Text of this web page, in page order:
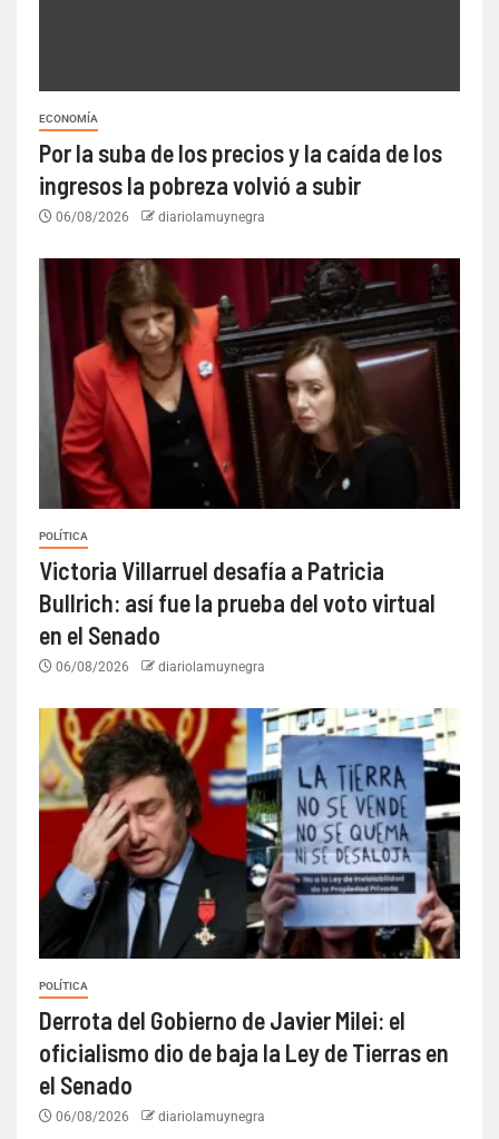
ECONOMÍA
Por la suba de los precios y la caída de los
ingresos la pobreza volvió a subir
06/08/2026 diariolamuynegra
POLÍTICA
Victoria Villarruel desafía a Patricia
Bullrich: así fue la prueba del voto virtual
en el Senado
06/08/2026 diariolamuynegra
POLÍTICA
Derrota del Gobierno de Javier Milei: el
oficialismo dio de baja la Ley de Tierras en
el Senado
06/08/2026 diariolamuynegra